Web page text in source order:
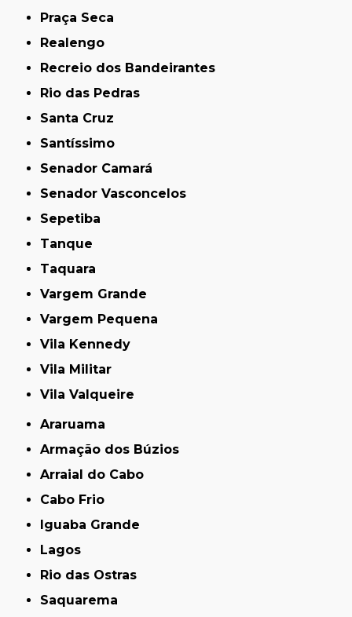
Praça Seca
Realengo
Recreio dos Bandeirantes
Rio das Pedras
Santa Cruz
Santíssimo
Senador Camará
Senador Vasconcelos
Sepetiba
Tanque
Taquara
Vargem Grande
Vargem Pequena
Vila Kennedy
Vila Militar
Vila Valqueire
Araruama
Armação dos Búzios
Arraial do Cabo
Cabo Frio
Iguaba Grande
Lagos
Rio das Ostras
Saquarema